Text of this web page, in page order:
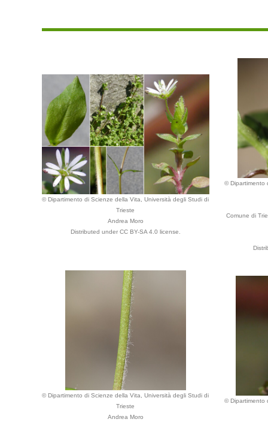
© Dipartimento di Scienze della Vita, Università degli Studi di
Trieste
Andrea Moro
Distributed under CC BY-SA 4.0 license.
© Dipartimento
Comune di
© Dipartimento di Scienze della Vita, Università degli Studi di
Trieste
Andrea Moro
© Dipartimento